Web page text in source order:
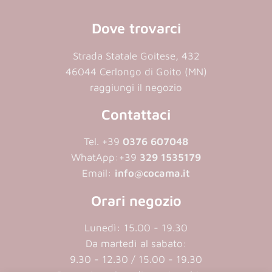
Dove trovarci
Strada Statale Goitese, 432
46044 Cerlongo di Goito (MN)
raggiungi il negozio
Contattaci
Tel. +39 0376 607048
WhatApp: +39 329 1535179
Email: info@cocama.it
Orari negozio
Lunedì: 15.00 - 19.30
Da martedì al sabato:
9.30 - 12.30 / 15.00 - 19.30